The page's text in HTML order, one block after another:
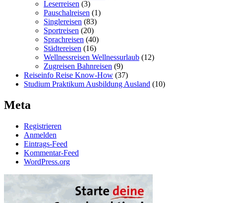
Leserreisen (3)
Pauschalreisen (1)
Singlereisen (83)
Sportreisen (20)
Sprachreisen (40)
Städtereisen (16)
Wellnessreisen Wellnessurlaub (12)
Zugreisen Bahnreisen (9)
Reiseinfo Reise Know-How (37)
Studium Praktikum Ausbildung Ausland (10)
Meta
Registrieren
Anmelden
Eintrags-Feed
Kommentar-Feed
WordPress.org